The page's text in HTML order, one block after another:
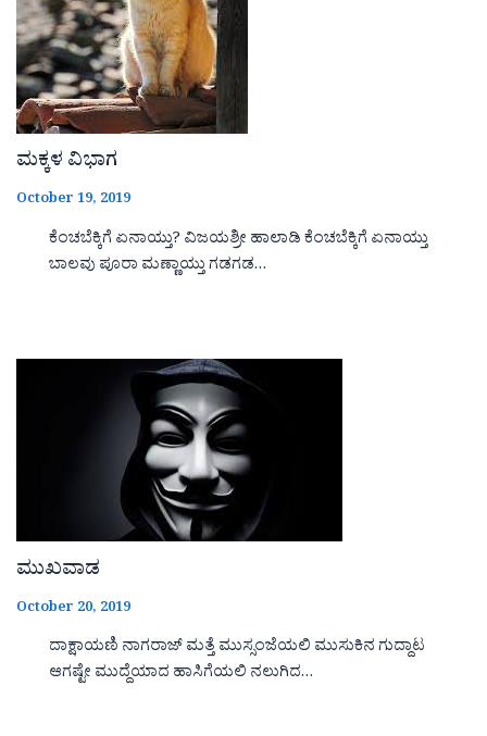
ಮಕ್ಕಳ ವಿಭಾಗ
October 19, 2019
ಕೆಂಚಬೆಕ್ಕಿಗೆ ಏನಾಯ್ತು? ವಿಜಯಶ್ರೀ ಹಾಲಾಡಿ ಕೆಂಚಬೆಕ್ಕಿಗೆ ಏನಾಯ್ತು
ಬಾಲವು ಪೂರಾ ಮಣ್ಣಾಯ್ತು ಗಡಗಡ…
ಮುಖವಾಡ
October 20, 2019
ದಾಕ್ಷಾಯಣಿ ನಾಗರಾಜ್ ಮತ್ತೆ ಮುಸ್ಸಂಜೆಯಲಿ ಮುಸುಕಿನ ಗುದ್ದಾಟ
ಆಗಷ್ಟೇ ಮುದ್ದೆಯಾದ ಹಾಸಿಗೆಯಲಿ ನಲುಗಿದ…